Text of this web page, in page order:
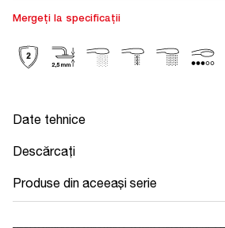
Mergeți la specificații
Date tehnice
Descărcați
Produse din aceeași serie